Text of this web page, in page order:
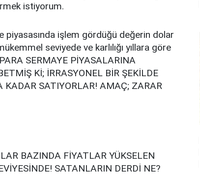
istiyorum.
piyasasında işlem gördüğü değerin dolar
seviyede ve karlılığı yıllara göre
SERMAYE PİYASALARINA
Kİ; İRRASYONEL BİR ŞEKİLDE
KADAR SATIYORLAR! AMAÇ; ZARAR
BAZINDA FİYATLAR YÜKSELEN
SATANLARIN DERDİ NE?